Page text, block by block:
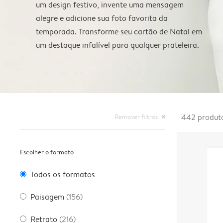
um design festivo, invente uma mensagem
alegre e adicione sua foto favorita da
temporada. Transforme seu cartão de Natal em
um destaque infalível para qualquer prateleira.
Remover filtros close
Escolher o formato
Todos os formatos
Paisagem (156)
Retrato (216)
442